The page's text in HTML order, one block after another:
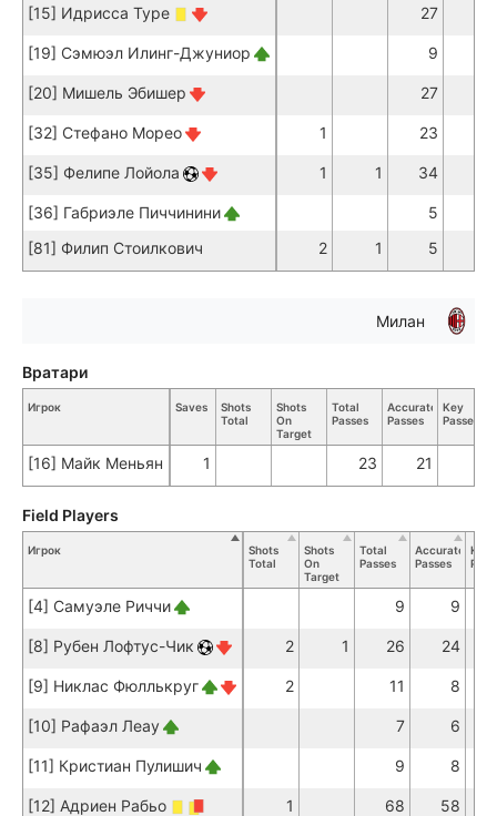
[15] Идрисса Туре 27
[19] Сэмюэл Илинг-Джуниор 9
[20] Мишель Эбишер 27
[32] Стефано Морео 1 23
[35] Фелипе Лойола 1 1 34
[36] Габриэле Пиччинини 5
[81] Филип Стоилкович
2 1 5
Милан
Игрок Saves
Shots
Total
Shots
On
Target
Total
Passes
Accurate
Passes
Key
Passes
[16] Майк Меньян 1 23 21
Вратари
Игрок
Shots
Total
Shots
On
Target
Total
Passes
Accurate
Passes
Key
[4] Самуэле Риччи 9 9
[8] Рубен Лофтус-Чик 2 1 26 24
[9] Никлас Фюллькруг 2 11 8
[10] Рафаэл Леау 7 6
[11] Кристиан Пулишич 9 8
[12] Адриен Рабьо 1 68 58
Field Players